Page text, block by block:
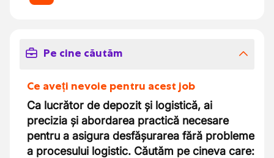
Pe cine căutăm
Ce aveți nevoie pentru acest job
Ca lucrător de depozit și logistică, ai
precizia și abordarea practică necesare
pentru a asigura desfășurarea fără probleme
a procesului logistic. Căutăm pe cineva care: